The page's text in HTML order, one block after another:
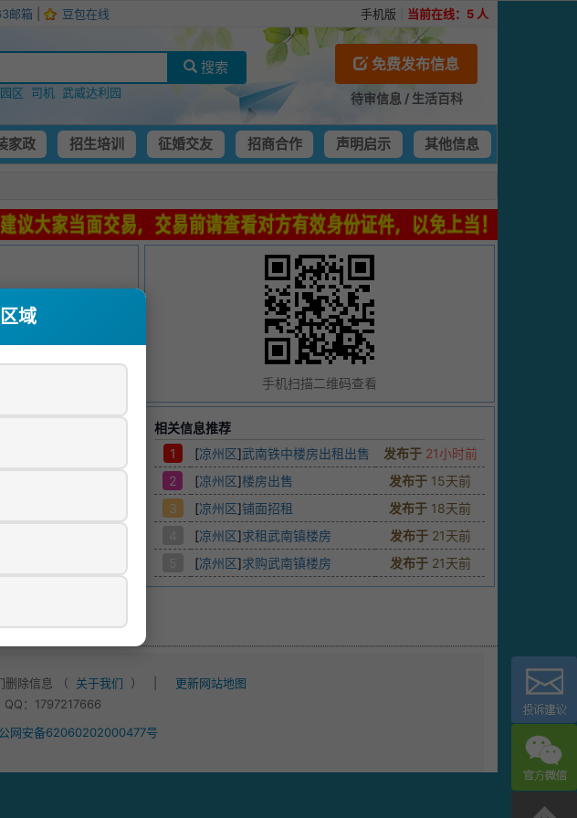
邮箱 豆包在线 手机版 当前在线： 5 人
搜索
区 司机 武威达利园
免费发布信息
待审信息 / 生活百科
域
家政 招生培训 征婚交友 招商合作 声明启示 其他信息
11-02 06:06:01
勿扰，联系电话1
手机扫描二维码查看
相关信息推荐
1
[凉州区]武南铁中楼房出租出售 发布于 21小时前
2
[凉州区]楼房出售 发布于 15天前
3
[凉州区]铺面招租 发布于 18天前
[凉州区]求租武南镇楼房 发布于 21天前
[凉州区]求购武南镇楼房 发布于 21天前
删除信息 （ 关于我们 ）
更新网站地图
：1797217666
网安备62060202000477号